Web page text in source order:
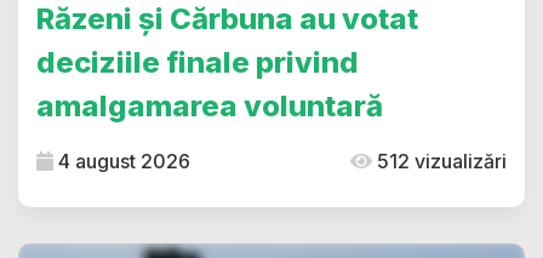
Răzeni și Cărbuna au votat
deciziile finale privind
amalgamarea voluntară
4 august 2026 512 vizualizări